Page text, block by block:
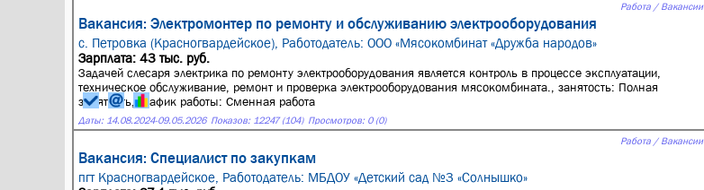
Работа / Вакансии
Вакансия: Электромонтер по ремонту и обслуживанию электрооборудования
с. Петровка (Красногвардейское), Работодатель: ООО «Мясокомбинат «Дружба народов»
Зарплата: 43 тыс. руб.
Задачей слесаря электрика по ремонту электрооборудования является контроль в процессе эксплуатации,
техническое обслуживание, ремонт и проверка электрооборудования мясокомбината., занятость: Полная
занятость, график работы: Сменная работа
Даты: 14.08.2024-09.05.2026 Показов: 12247 (104) Просмотров: 0 (0)
Работа / Вакансии
Вакансия: Специалист по закупкам
пгт Красногвардейское, Работодатель: МБДОУ «Детский сад №3 «Солнышко»